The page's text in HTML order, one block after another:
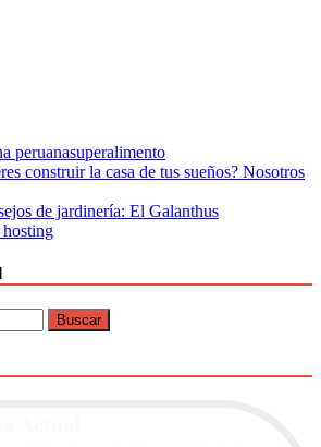
peruanasuperalimento
construir la casa de tus sueños? Nosotros
de jardinería: El Galanthus